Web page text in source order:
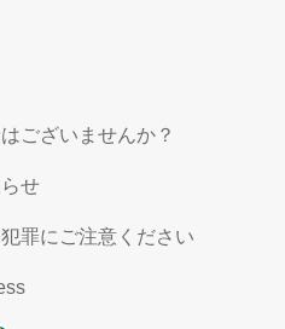
ございませんか？
せ
罪にご注意ください